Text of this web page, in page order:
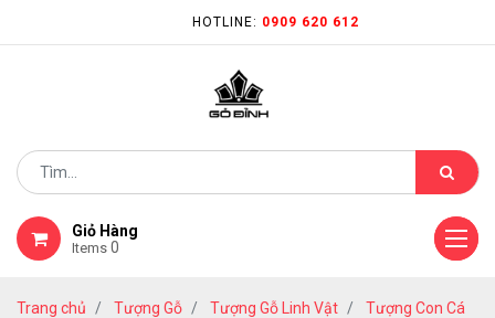
HOTLINE: 0909 620 612
Giỏ Hàng
Items 0
Trang chủ Tượng Gỗ Tượng Gỗ Linh Vật
Tượng Con Cá